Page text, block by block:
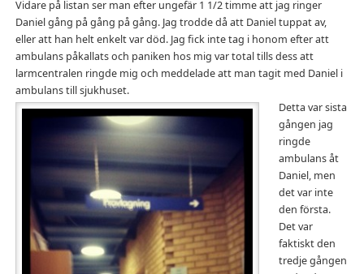
Vidare på listan ser man efter ungefär 1 1/2 timme att jag ringer
Daniel gång på gång på gång. Jag trodde då att Daniel tuppat av,
eller att han helt enkelt var död. Jag fick inte tag i honom efter att
ambulans påkallats och paniken hos mig var total tills dess att
larmcentralen ringde mig och meddelade att man tagit med Daniel i
ambulans till sjukhuset.
Detta var sista
gången jag
ringde
ambulans åt
Daniel, men
det var inte
den första.
Det var
faktiskt den
tredje gången